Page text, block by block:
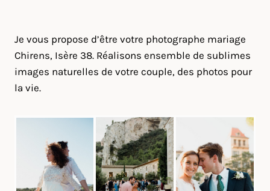
Je vous propose d’être votre photographe mariage
Chirens, Isère 38. Réalisons ensemble de sublimes
images naturelles de votre couple, des photos pour
la vie.